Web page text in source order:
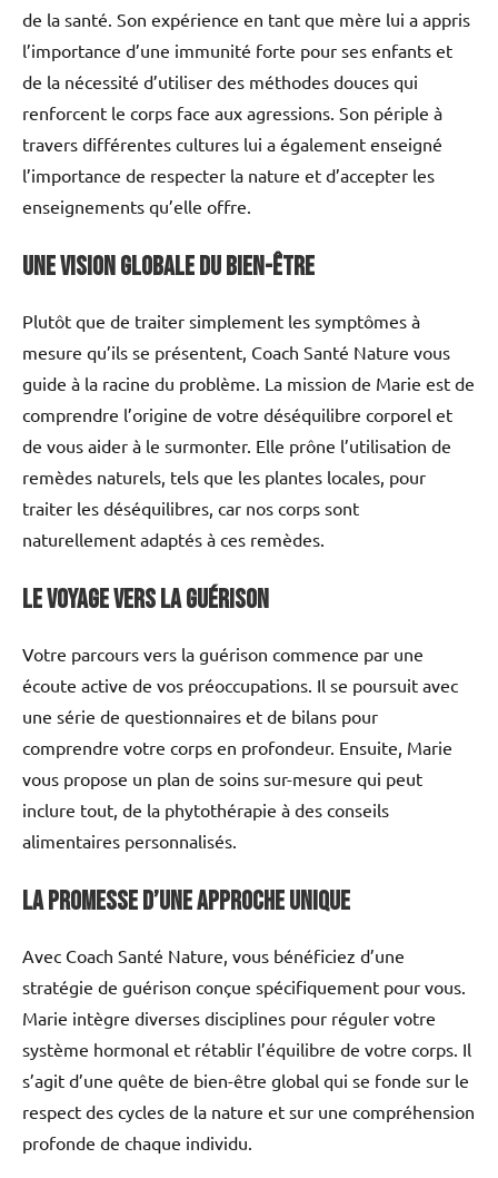
de la santé. Son expérience en tant que mère lui a appris
l’importance d’une immunité forte pour ses enfants et
de la nécessité d’utiliser des méthodes douces qui
renforcent le corps face aux agressions. Son périple à
travers différentes cultures lui a également enseigné
l’importance de respecter la nature et d’accepter les
enseignements qu’elle offre.
Une vision globale du bien-être
Plutôt que de traiter simplement les symptômes à
mesure qu’ils se présentent, Coach Santé Nature vous
guide à la racine du problème. La mission de Marie est de
comprendre l’origine de votre déséquilibre corporel et
de vous aider à le surmonter. Elle prône l’utilisation de
remèdes naturels, tels que les plantes locales, pour
traiter les déséquilibres, car nos corps sont
naturellement adaptés à ces remèdes.
Le voyage vers la guérison
Votre parcours vers la guérison commence par une
écoute active de vos préoccupations. Il se poursuit avec
une série de questionnaires et de bilans pour
comprendre votre corps en profondeur. Ensuite, Marie
vous propose un plan de soins sur-mesure qui peut
inclure tout, de la phytothérapie à des conseils
alimentaires personnalisés.
La promesse d’une approche unique
Avec Coach Santé Nature, vous bénéficiez d’une
stratégie de guérison conçue spécifiquement pour vous.
Marie intègre diverses disciplines pour réguler votre
système hormonal et rétablir l’équilibre de votre corps. Il
s’agit d’une quête de bien-être global qui se fonde sur le
respect des cycles de la nature et sur une compréhension
profonde de chaque individu.